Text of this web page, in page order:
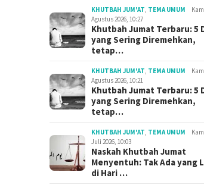
KHUTBAH JUM'AT, TEMA UMUM
Agustus 2026, 10:27
Khutbah Jumat Terbaru: 5
yang Sering Diremehkan,
tetap…
KHUTBAH JUM'AT, TEMA UMUM
Agustus 2026, 10:21
Khutbah Jumat Terbaru: 5
yang Sering Diremehkan,
tetap…
KHUTBAH JUM'AT, TEMA UMUM
Juli 2026, 10:03
Naskah Khutbah Jumat
Menyentuh: Tak Ada yang
di Hari …